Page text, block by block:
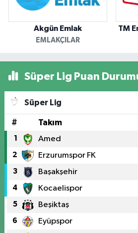
Akgün Emlak
EMLAKÇILAR
TM
Süper Lig Puan
Süper Lig
# Takım
1 Amed
2 Erzurumspor FK
3 Başakşehir
4 Kocaelispor
5 Beşiktaş
6 Eyüpspor